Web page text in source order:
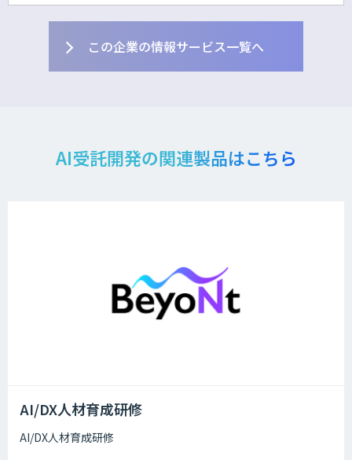
この企業の情報サービス一覧へ
AI受託開発の関連製品はこちら
AI/DX人材育成研修
AI/DX人材育成研修